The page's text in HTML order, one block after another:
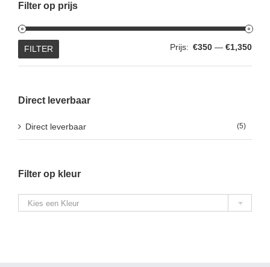
Filter op prijs
Min.
Max.
FILTER Prijs: €350 — €1,350
Direct leverbaar
Direct leverbaar (5)
Filter op kleur

Kies een Kleur